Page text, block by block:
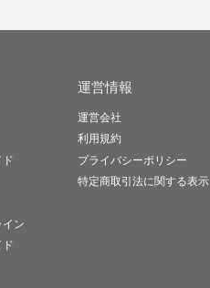
ド
ン
ド
運営情報
運営会社
利用規約
プライバシーポリシー
特定商取引法に関する表示